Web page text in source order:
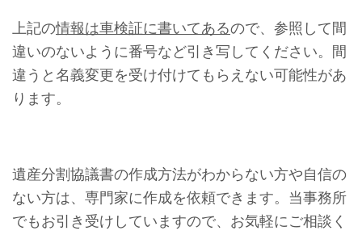
上記の情報は車検証に書いてあるので、参照して間
違いのないように番号など引き写してください。間
違うと名義変更を受け付けてもらえない可能性があ
ります。
遺産分割協議書の作成方法がわからない方や自信の
ない方は、専門家に作成を依頼できます。当事務所
でもお引き受けしていますので、お気軽にご相談く